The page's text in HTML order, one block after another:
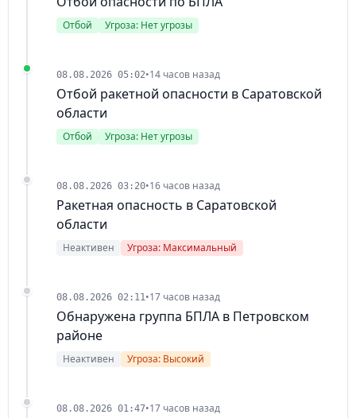
Отбой Угроза: Нет угрозы
08.08.2026 05:02•14 часов назад
Отбой ракетной опасности в Саратовской
области
Отбой Угроза: Нет угрозы
08.08.2026 03:20•16 часов назад
Ракетная опасность в Саратовской
области
Неактивен Угроза: Максимальный
08.08.2026 02:11•17 часов назад
Обнаружена группа БПЛА в Петровском
районе
Неактивен Угроза: Высокий
08.08.2026 01:47•17 часов назад